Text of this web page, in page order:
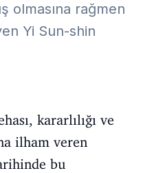
olmasına rağmen
Yi Sun-shin
kararlılığı ve
ilham veren
bu